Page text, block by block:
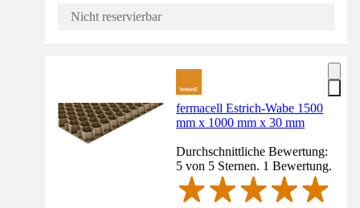
Nicht reservierbar
fermacell Estrich-Wabe 1500
mm x 1000 mm x 30 mm
Durchschnittliche Bewertung:
5 von 5 Sternen. 1 Bewertung.